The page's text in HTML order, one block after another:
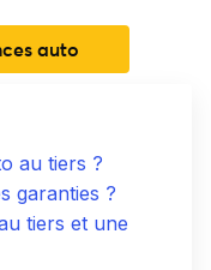
auto
au tiers ?
garanties ?
tiers et une